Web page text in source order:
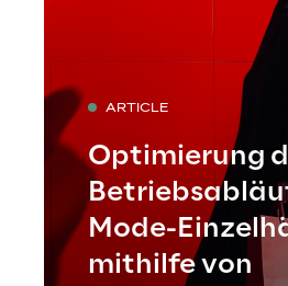
ARTICLE
Optimierung
Mode-
mithilfe von